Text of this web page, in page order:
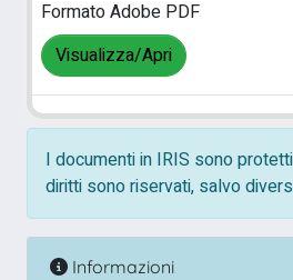
Formato Adobe PDF
Visualizza/Apri
I documenti in IRIS sono
diritti sono riservati, salvo
Informazioni